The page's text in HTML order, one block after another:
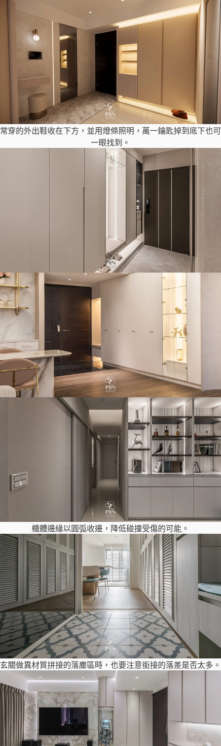
常穿的外出鞋收在下方，並用燈條照明，萬一鑰匙掉到底下也可
一眼找到。
櫃體邊緣以圓弧收邊，降低碰撞受傷的可能。
玄關做異材質拼接的落塵區時，也要注意銜接的落差是否太多。